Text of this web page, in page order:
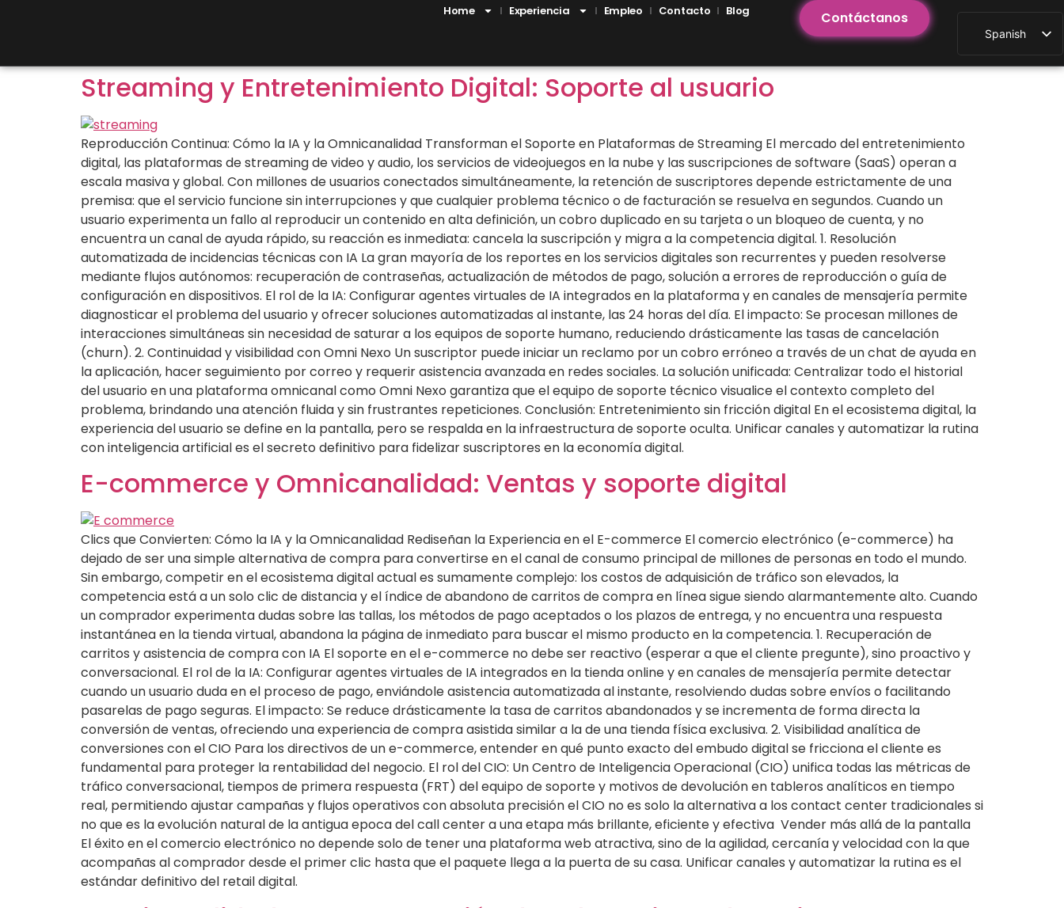
Contáctanos
Spanish
Home Experiencia Empleo Contacto Blog
Streaming y Entretenimiento Digital: Soporte al usuario
Reproducción Continua: Cómo la IA y la Omnicanalidad Transforman el Soporte en Plataformas de Streaming El mercado del entretenimiento
digital, las plataformas de streaming de video y audio, los servicios de videojuegos en la nube y las suscripciones de software (SaaS) operan a
escala masiva y global. Con millones de usuarios conectados simultáneamente, la retención de suscriptores depende estrictamente de una
premisa: que el servicio funcione sin interrupciones y que cualquier problema técnico o de facturación se resuelva en segundos. Cuando un
usuario experimenta un fallo al reproducir un contenido en alta definición, un cobro duplicado en su tarjeta o un bloqueo de cuenta, y no
encuentra un canal de ayuda rápido, su reacción es inmediata: cancela la suscripción y migra a la competencia digital. 1. Resolución
automatizada de incidencias técnicas con IA La gran mayoría de los reportes en los servicios digitales son recurrentes y pueden resolverse
mediante flujos autónomos: recuperación de contraseñas, actualización de métodos de pago, solución a errores de reproducción o guía de
configuración en dispositivos. El rol de la IA: Configurar agentes virtuales de IA integrados en la plataforma y en canales de mensajería permite
diagnosticar el problema del usuario y ofrecer soluciones automatizadas al instante, las 24 horas del día. El impacto: Se procesan millones de
interacciones simultáneas sin necesidad de saturar a los equipos de soporte humano, reduciendo drásticamente las tasas de cancelación
(churn). 2. Continuidad y visibilidad con Omni Nexo Un suscriptor puede iniciar un reclamo por un cobro erróneo a través de un chat de ayuda en
la aplicación, hacer seguimiento por correo y requerir asistencia avanzada en redes sociales. La solución unificada: Centralizar todo el historial
del usuario en una plataforma omnicanal como Omni Nexo garantiza que el equipo de soporte técnico visualice el contexto completo del
problema, brindando una atención fluida y sin frustrantes repeticiones. Conclusión: Entretenimiento sin fricción digital En el ecosistema digital, la
experiencia del usuario se define en la pantalla, pero se respalda en la infraestructura de soporte oculta. Unificar canales y automatizar la rutina
con inteligencia artificial es el secreto definitivo para fidelizar suscriptores en la economía digital.
E-commerce y Omnicanalidad: Ventas y soporte digital
Clics que Convierten: Cómo la IA y la Omnicanalidad Rediseñan la Experiencia en el E-commerce El comercio electrónico (e-commerce) ha
dejado de ser una simple alternativa de compra para convertirse en el canal de consumo principal de millones de personas en todo el mundo.
Sin embargo, competir en el ecosistema digital actual es sumamente complejo: los costos de adquisición de tráfico son elevados, la
competencia está a un solo clic de distancia y el índice de abandono de carritos de compra en línea sigue siendo alarmantemente alto. Cuando
un comprador experimenta dudas sobre las tallas, los métodos de pago aceptados o los plazos de entrega, y no encuentra una respuesta
instantánea en la tienda virtual, abandona la página de inmediato para buscar el mismo producto en la competencia. 1. Recuperación de
carritos y asistencia de compra con IA El soporte en el e-commerce no debe ser reactivo (esperar a que el cliente pregunte), sino proactivo y
conversacional. El rol de la IA: Configurar agentes virtuales de IA integrados en la tienda online y en canales de mensajería permite detectar
cuando un usuario duda en el proceso de pago, enviándole asistencia automatizada al instante, resolviendo dudas sobre envíos o facilitando
pasarelas de pago seguras. El impacto: Se reduce drásticamente la tasa de carritos abandonados y se incrementa de forma directa la
conversión de ventas, ofreciendo una experiencia de compra asistida similar a la de una tienda física exclusiva. 2. Visibilidad analítica de
conversiones con el CIO Para los directivos de un e-commerce, entender en qué punto exacto del embudo digital se fricciona el cliente es
fundamental para proteger la rentabilidad del negocio. El rol del CIO: Un Centro de Inteligencia Operacional (CIO) unifica todas las métricas de
tráfico conversacional, tiempos de primera respuesta (FRT) del equipo de soporte y motivos de devolución en tableros analíticos en tiempo
real, permitiendo ajustar campañas y flujos operativos con absoluta precisión el CIO no es solo la alternativa a los contact center tradicionales si
no que es la evolución natural de la antigua epoca del call center a una etapa más brillante, eficiente y efectiva Vender más allá de la pantalla
El éxito en el comercio electrónico no depende solo de tener una plataforma web atractiva, sino de la agilidad, cercanía y velocidad con la que
acompañas al comprador desde el primer clic hasta que el paquete llega a la puerta de su casa. Unificar canales y automatizar la rutina es el
estándar definitivo del retail digital.